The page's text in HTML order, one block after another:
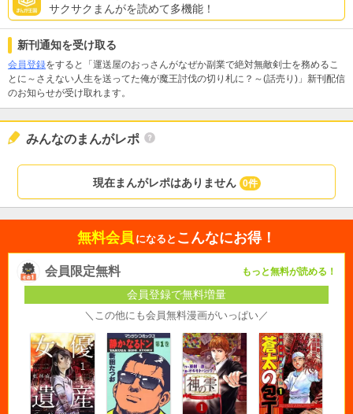
サクサクまんがを読めて多機能！
新刊通知を受け取る
会員登録をすると「運送屋のおっさんがなぜか副業で絶対無敵剣士を務めるこ
とに～さえない人生を送ってた俺が魔王討伐の切り札に？～(話売り)」新刊配信
のお知らせが受け取れます。
みんなのまんがレポ
現在まんがレポはありません 0件
無料会員 になると こんなにお得！
会員限定無料 もっと無料が読める！
会員登録で無料増量
＼この他にも会員無料漫画がいっぱい／